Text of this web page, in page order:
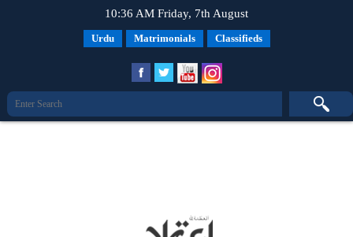
10:36 AM Friday, 7th August
Urdu Matrimonials Classifieds